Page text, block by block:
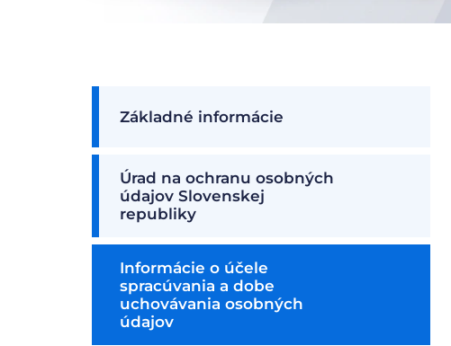
Základné informácie
Úrad na ochranu osobných
údajov Slovenskej
republiky
Informácie o účele
spracúvania a dobe
uchovávania osobných
údajov